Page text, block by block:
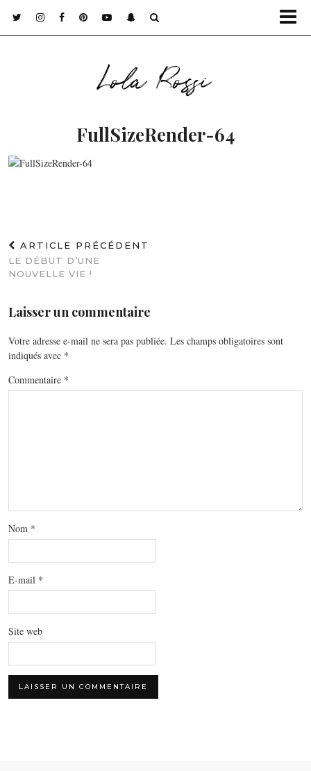
Lola Rossi
FullSizeRender-64
ARTICLE PRÉCÉDENT
LE DÉBUT D’UNE
NOUVELLE VIE !
Laisser un commentaire
Votre adresse e-mail ne sera pas publiée. Les champs obligatoires sont
indiqués avec *
Commentaire *
Nom *
E-mail *
Site web